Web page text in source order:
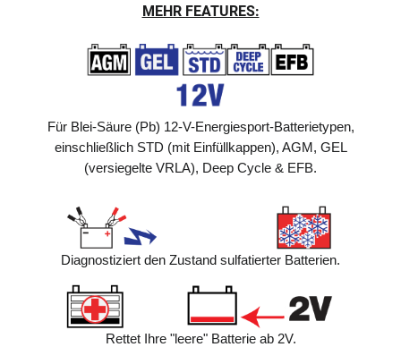
MEHR FEATURES:
Für Blei-Säure (Pb) 12-V-Energiesport-Batterietypen,
einschließlich STD (mit Einfüllkappen), AGM, GEL
(versiegelte VRLA), Deep Cycle & EFB.
Diagnostiziert den Zustand sulfatierter Batterien.
Rettet Ihre "leere" Batterie ab 2V.